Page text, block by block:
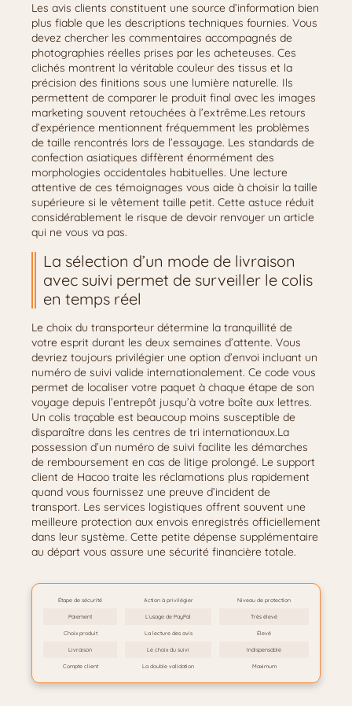
Les avis clients constituent une source d’information bien
plus fiable que les descriptions techniques fournies. Vous
devez chercher les commentaires accompagnés de
photographies réelles prises par les acheteuses. Ces
clichés montrent la véritable couleur des tissus et la
précision des finitions sous une lumière naturelle. Ils
permettent de comparer le produit final avec les images
marketing souvent retouchées à l’extrême.Les retours
d’expérience mentionnent fréquemment les problèmes
de taille rencontrés lors de l’essayage. Les standards de
confection asiatiques diffèrent énormément des
morphologies occidentales habituelles. Une lecture
attentive de ces témoignages vous aide à choisir la taille
supérieure si le vêtement taille petit. Cette astuce réduit
considérablement le risque de devoir renvoyer un article
qui ne vous va pas.
La sélection d’un mode de livraison
avec suivi permet de surveiller le colis
en temps réel
Le choix du transporteur détermine la tranquillité de
votre esprit durant les deux semaines d’attente. Vous
devriez toujours privilégier une option d’envoi incluant un
numéro de suivi valide internationalement. Ce code vous
permet de localiser votre paquet à chaque étape de son
voyage depuis l’entrepôt jusqu’à votre boîte aux lettres.
Un colis traçable est beaucoup moins susceptible de
disparaître dans les centres de tri internationaux.La
possession d’un numéro de suivi facilite les démarches
de remboursement en cas de litige prolongé. Le support
client de Hacoo traite les réclamations plus rapidement
quand vous fournissez une preuve d’incident de
transport. Les services logistiques offrent souvent une
meilleure protection aux envois enregistrés officiellement
dans leur système. Cette petite dépense supplémentaire
au départ vous assure une sécurité financière totale.
Étape de sécurité Action à privilégier Niveau de protection
Paiement L’usage de PayPal Très élevé
Choix produit La lecture des avis Élevé
Livraison Le choix du suivi Indispensable
Compte client La double validation Maximum